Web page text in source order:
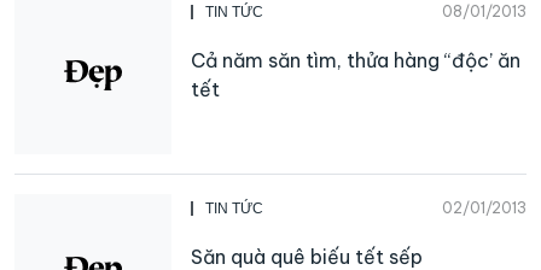
TIN TỨC 08/01/2013
Cả năm săn tìm, thửa hàng “độc’ ăn
tết
TIN TỨC 02/01/2013
Săn quà quê biếu tết sếp